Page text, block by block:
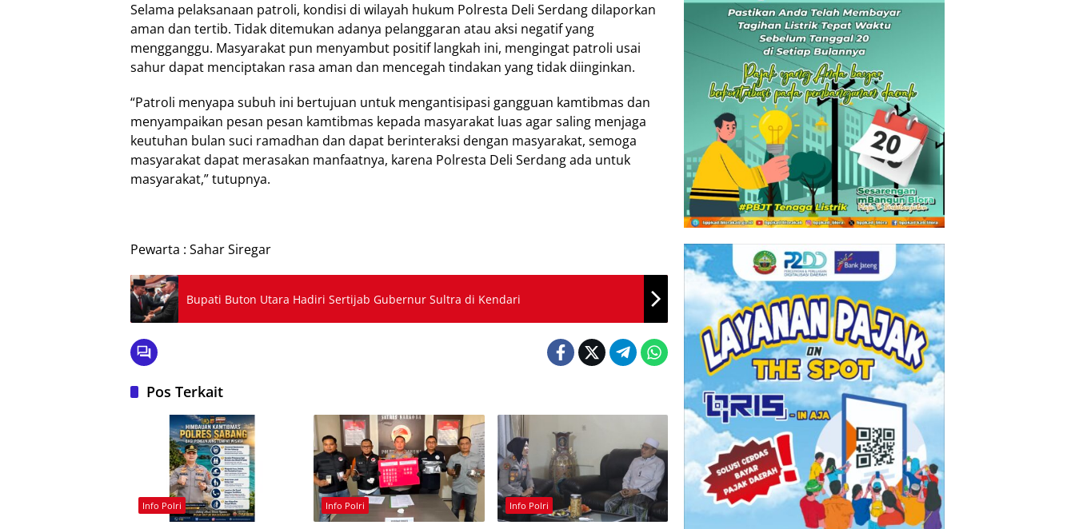
Selama pelaksanaan patroli, kondisi di wilayah hukum Polresta Deli Serdang dilaporkan
aman dan tertib. Tidak ditemukan adanya pelanggaran atau aksi negatif yang
mengganggu. Masyarakat pun menyambut positif langkah ini, mengingat patroli usai
sahur dapat menciptakan rasa aman dan mencegah tindakan yang tidak diinginkan.
“Patroli menyapa subuh ini bertujuan untuk mengantisipasi gangguan kamtibmas dan
menyampaikan pesan pesan kamtibmas kepada masyarakat luas agar saling menjaga
keutuhan bulan suci ramadhan dan dapat berinteraksi dengan masyarakat, semoga
masyarakat dapat merasakan manfaatnya, karena Polresta Deli Serdang ada untuk
masyarakat,” tutupnya.
Pewarta : Sahar Siregar
Bupati Buton Utara Hadiri Sertijab Gubernur Sultra di Kendari
Pos Terkait
Info Polri Info Polri Info Polri